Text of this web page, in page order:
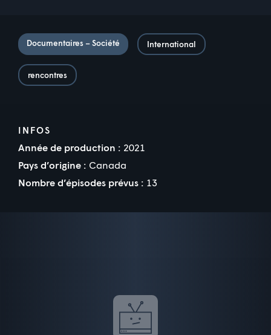
Documentaires – Société International
rencontres
INFOS
Année de production : 2021
Pays d’origine : Canada
Nombre d’épisodes prévus : 13